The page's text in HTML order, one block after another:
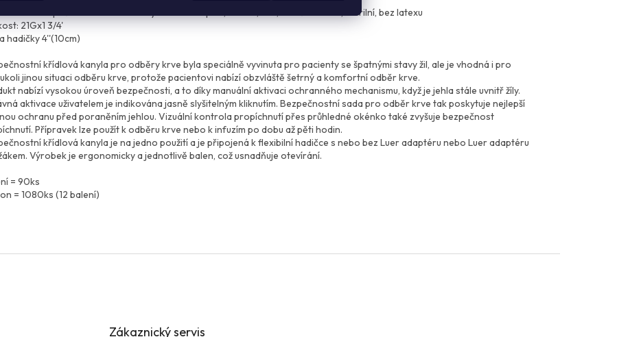
Bezpečnostní křídlová kanyla+Luer adaptér, zelená, 21G, hadička 10 cm, sterilní, bez latexu
21Gx1 3/4'
hadičky 4''(10cm)
křídlová kanyla pro odběry krve byla speciálně vyvinuta pro pacienty se špatnými stavy žil, ale je vhodná i pro
jinou situaci odběru krve, protože pacientovi nabízí obzvláště šetrný a komfortní odběr krve.
nabízí vysokou úroveň bezpečnosti, a to díky manuální aktivaci ochranného mechanismu, když je jehla stále uvnitř žíly.
aktivace uživatelem je indikována jasně slyšitelným kliknutím. Bezpečnostní sada pro odběr krve tak poskytuje nejlepší
ochranu před poraněním jehlou. Vizuální kontrola propíchnutí přes průhledné okénko také zvyšuje bezpečnost
Přípravek lze použít k odběru krve nebo k infuzím po dobu až pěti hodin.
křídlová kanyla je na jedno použití a je připojená k flexibilní hadičce s nebo bez Luer adaptéru nebo Luer adaptéru
Výrobek je ergonomicky a jednotlivě balen, což usnadňuje otevírání.
= 90ks
= 1080ks (12 balení)
Zákaznický servis